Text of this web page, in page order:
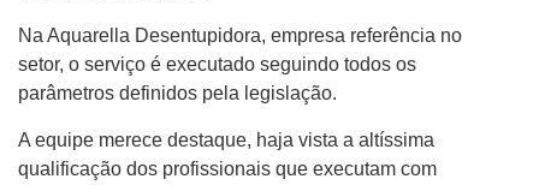
Na Aquarella Desentupidora, empresa referência no
setor, o serviço é executado seguindo todos os
parâmetros definidos pela legislação.
A equipe merece destaque, haja vista a altíssima
qualificação dos profissionais que executam com